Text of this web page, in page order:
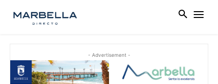
- Advertisement -